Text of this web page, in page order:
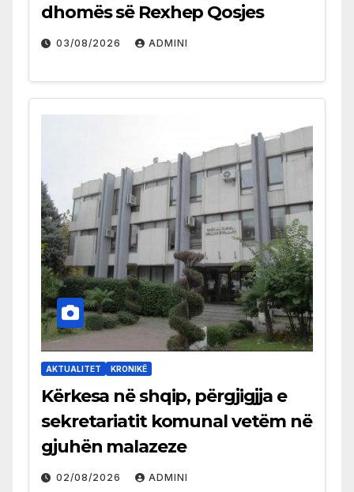
dhomës së Rexhep Qosjes
03/08/2026 ADMINI
AKTUALITET KRONIKË
Kërkesa në shqip, përgjigjja e
sekretariatit komunal vetëm në
gjuhën malazeze
02/08/2026 ADMINI